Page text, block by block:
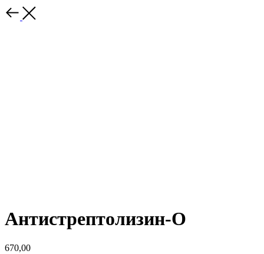
Антистрептолизин-О
670,00